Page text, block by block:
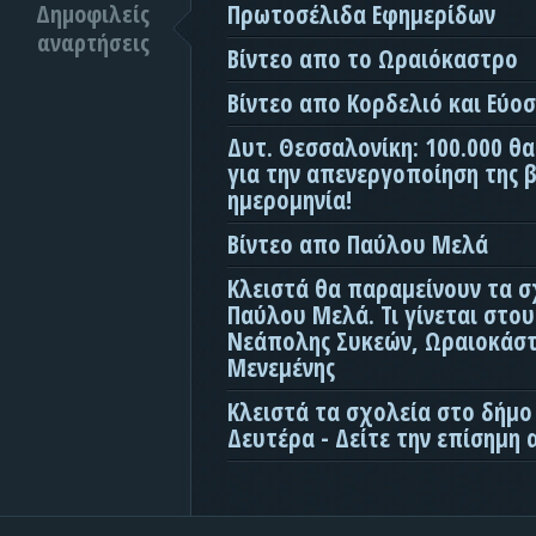
Δημοφιλείς
αναρτήσεις
Πρωτοσέλιδα Εφημερίδων
Βίντεο απο το Ωραιόκαστρο
Βίντεο απο Κορδελιό και
Δυτ. Θεσσαλονίκη: 100.000
για την απενεργοποίηση της
ημερομηνία!
Βίντεο απο Παύλου Μελά
Κλειστά θα παραμείνουν τα
Παύλου Μελά. Τι γίνεται
Νεάπολης Συκεών,
Μενεμένης
Κλειστά τα σχολεία στο
Δευτέρα - Δείτε την επίσημη